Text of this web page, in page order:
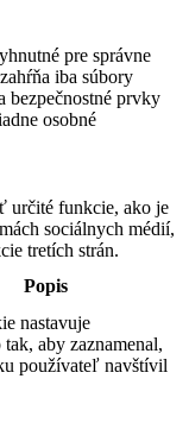
pre správne
iba súbory
bezpečnostné prvky
osobné
určité funkcie, ako je
sociálnych médií,
tretích strán.
Popis
nastavuje
aby zaznamenal,
používateľ navštívil